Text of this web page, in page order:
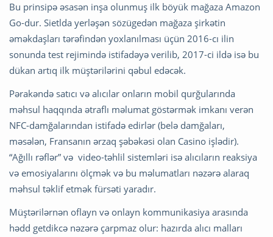
Bu prinsipə əsasən inşa olunmuş ilk böyük mağaza Amazon
Go-dur. Sietlda yerləşən sözügedən mağaza şirkətin
əməkdaşları tərəfindən yoxlanılması üçün 2016-cı ilin
sonunda test rejimində istifadəyə verilib, 2017-ci ildə isə bu
dükan artıq ilk müştərilərini qəbul edəcək.
Pərakəndə satıcı və alıcılar onların mobil qurğularında
məhsul haqqında ətraflı məlumat göstərmək imkanı verən
NFC-damğalarından istifadə edirlər (belə damğaları,
məsələn, Fransanın ərzaq şəbəkəsi olan Casino işlədir).
“Ağıllı rəflər” və video-təhlil sistemləri isə alıcıların reaksiya
və emosiyalarını ölçmək və bu məlumatları nəzərə alaraq
məhsul təklif etmək fürsəti yaradır.
Müştərilərnən oflayn və onlayn kommunikasiya arasında
hədd getdikcə nəzərə çarpmaz olur: hazırda alıcı malları